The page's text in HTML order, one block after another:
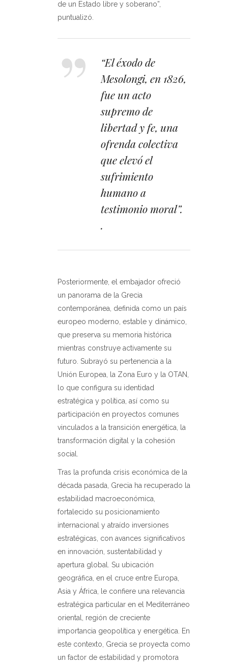
de un Estado libre y soberano”,
puntualizó.
“El éxodo de
Mesolongi, en 1826,
fue un acto
supremo de
libertad y fe, una
ofrenda colectiva
que elevó el
sufrimiento
humano a
testimonio moral”.
.
Posteriormente, el embajador ofreció
un panorama de la Grecia
contemporánea, definida como un país
europeo moderno, estable y dinámico,
que preserva su memoria histórica
mientras construye activamente su
futuro. Subrayó su pertenencia a la
Unión Europea, la Zona Euro y la OTAN,
lo que configura su identidad
estratégica y política, así como su
participación en proyectos comunes
vinculados a la transición energética, la
transformación digital y la cohesión
social.
Tras la profunda crisis económica de la
década pasada, Grecia ha recuperado la
estabilidad macroeconómica,
fortalecido su posicionamiento
internacional y atraído inversiones
estratégicas, con avances significativos
en innovación, sustentabilidad y
apertura global. Su ubicación
geográfica, en el cruce entre Europa,
Asia y África, le confiere una relevancia
estratégica particular en el Mediterráneo
oriental, región de creciente
importancia geopolítica y energética. En
este contexto, Grecia se proyecta como
un factor de estabilidad y promotora